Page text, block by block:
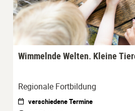
Wimmelnde Welten. Kleine
Regionale Fortbildung
verschiedene Termine